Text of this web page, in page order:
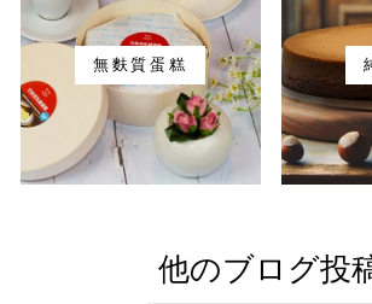
無麩質蛋糕
他のブログ投